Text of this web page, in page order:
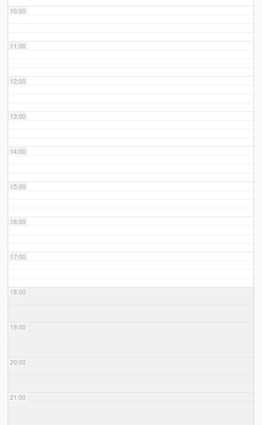
10:00
11:00
12:00
13:00
14:00
15:00
16:00
17:00
18:00
19:00
20:00
21:00